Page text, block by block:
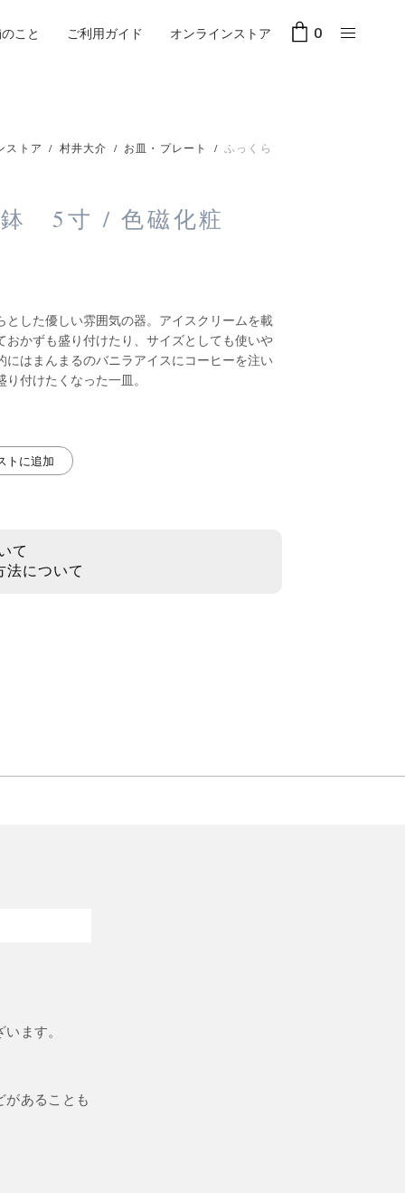
こと ご利用ガイド オンラインストア 0
ストア / 村井大介 / お皿・プレート / ふっくら
5寸 / 色磁化粧
とした優しい雰囲気の器。アイスクリームを載
おかずも盛り付けたり、サイズとしても使いや
にはまんまるのバニラアイスにコーヒーを注い
付けたくなった一皿。
トに追加
て
法について
ます。
あることも